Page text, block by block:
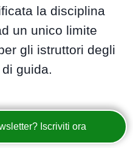
la disciplina
un unico limite
gli istruttori degli
guida.
Iscriviti ora